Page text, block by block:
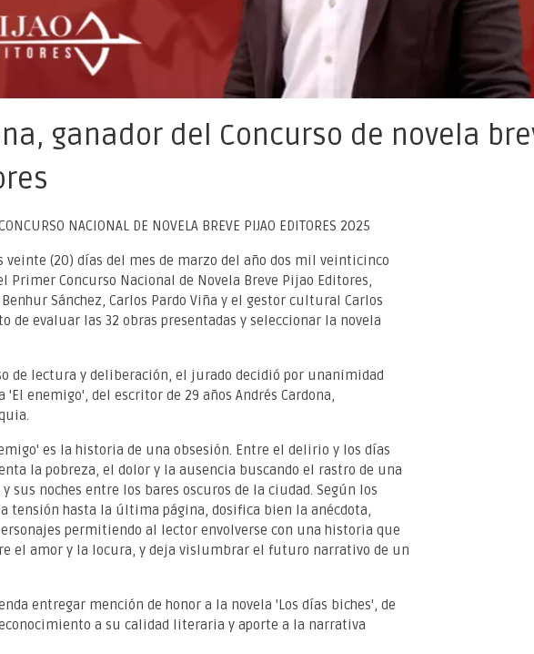
ganador del Concurso de novela
NACIONAL DE NOVELA BREVE PIJAO EDITORES 2025
veinte (20) días del mes de marzo del año dos mil veinticinco
Primer Concurso Nacional de Novela Breve Pijao Editores,
Sánchez, Carlos Pardo Viña y el gestor cultural Carlos
de evaluar las 32 obras presentadas y seleccionar la novela
de lectura y deliberación, el jurado decidió por unanimidad
enemigo', del escritor de 29 años Andrés Cardona,
es la historia de una obsesión. Entre el delirio y los días
la pobreza, el dolor y la ausencia buscando el rastro de una
sus noches entre los bares oscuros de la ciudad. Según los
tensión hasta la última página, dosifica bien la anécdota,
permitiendo al lector envolverse con una historia que
el amor y la locura, y deja vislumbrar el futuro narrativo de un
entregar mención de honor a la novela 'Los días biches', de
a su calidad literaria y aporte a la narrativa